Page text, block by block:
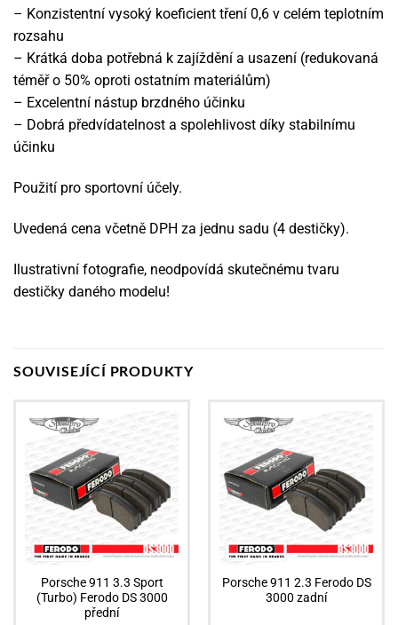
– Konzistentní vysoký koeficient tření 0,6 v celém teplotním
rozsahu
– Krátká doba potřebná k zajíždění a usazení (redukovaná
téměř o 50% oproti ostatním materiálům)
– Excelentní nástup brzdného účinku
– Dobrá předvídatelnost a spolehlivost díky stabilnímu
účinku
Použití pro sportovní účely.
Uvedená cena včetně DPH za jednu sadu (4 destičky).
Ilustrativní fotografie, neodpovídá skutečnému tvaru
destičky daného modelu!
SOUVISEJÍCÍ PRODUKTY
Porsche 911 3.3 Sport
(Turbo) Ferodo DS 3000
přední
Porsche 911 2.3 Ferodo DS
3000 zadní